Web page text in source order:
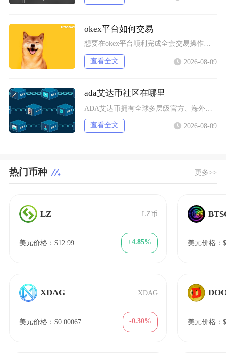
okex平台如何交易
想要在okex平台顺利完成全套交易操作，需要依次完成账号注册认证、法币入金、资金划转、现货
查看全文 2026-08-09
ada艾达币社区在哪里
查看全文 2026-08-09
热门币种 更多>>
LZ LZ币
美元价格：$12.99 +4.85%
XDAG XDAG
美元价格：$0.00067 -0.30%
美元价格：
美元价格：